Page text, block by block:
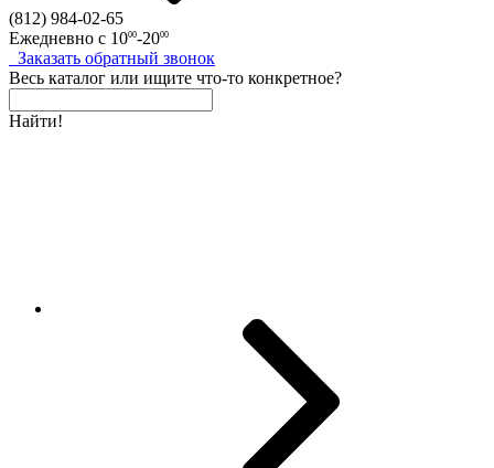
(812) 984-02-65
Ежедневно с 1000-2000
Заказать обратный звонок
Весь каталог или ищите что-то конкретное?
Найти!